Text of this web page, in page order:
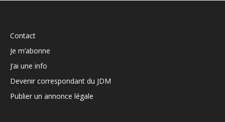
Contact
Je m’abonne
J’ai une info
Devenir correspondant du JDM
Publier un annonce légale